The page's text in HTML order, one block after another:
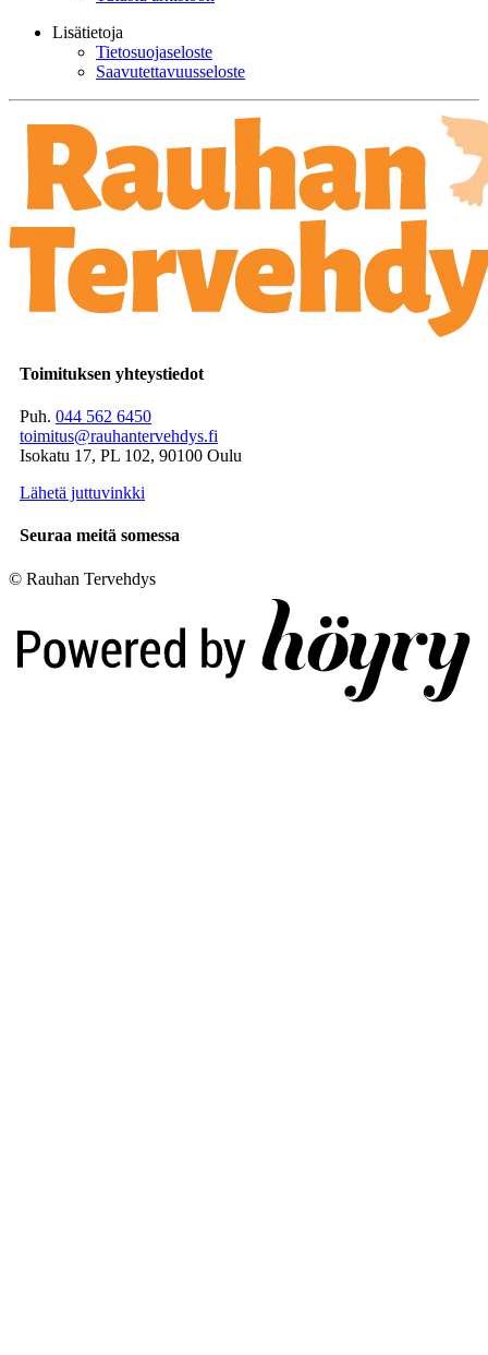
Lisätietoja
Tietosuojaseloste
Saavutettavuusseloste
Toimituksen yhteystiedot
Puh. 044 562 6450
toimitus@rauhantervehdys.fi
Isokatu 17, PL 102, 90100 Oulu
Lähetä juttuvinkki
Seuraa meitä somessa
© Rauhan Tervehdys